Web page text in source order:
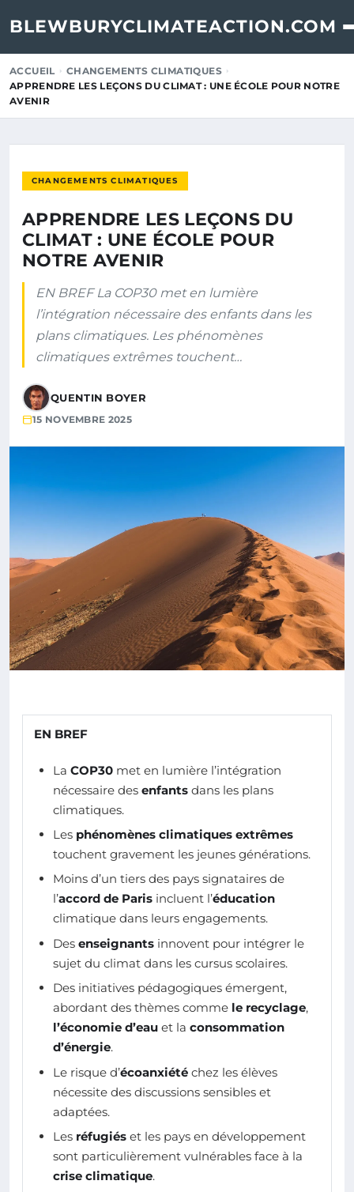
BLEWBURYCLIMATEACTION.COM
ACCUEIL
CHANGEMENTS CLIMATIQUES
APPRENDRE LES LEÇONS DU CLIMAT : UNE ÉCOLE POUR NOTRE
AVENIR
CHANGEMENTS CLIMATIQUES
APPRENDRE LES LEÇONS DU
CLIMAT : UNE ÉCOLE POUR
NOTRE AVENIR
EN BREF La COP30 met en lumière
l’intégration nécessaire des enfants dans les
plans climatiques. Les phénomènes
climatiques extrêmes touchent…
QUENTIN BOYER
15 NOVEMBRE 2025
EN BREF
La COP30 met en lumière l’intégration
nécessaire des enfants dans les plans
climatiques.
Les phénomènes climatiques extrêmes
touchent gravement les jeunes générations.
Moins d’un tiers des pays signataires de
l’accord de Paris incluent l’éducation
climatique dans leurs engagements.
Des enseignants innovent pour intégrer le
sujet du climat dans les cursus scolaires.
Des initiatives pédagogiques émergent,
abordant des thèmes comme le recyclage,
l’économie d’eau et la consommation
d’énergie.
Le risque d’écoanxiété chez les élèves
nécessite des discussions sensibles et
adaptées.
Les réfugiés et les pays en développement
sont particulièrement vulnérables face à la
crise climatique.